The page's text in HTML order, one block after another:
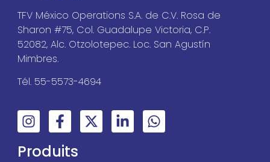
TFV México Operations S.A. de C.V. Rosa de
Sharon #75, Col. Guadalupe Victoria, C.P.
52082, Alc. Otzolotepec. Loc. San Agustín
Mimbres.
Tél. 55-5573-4694
Produits